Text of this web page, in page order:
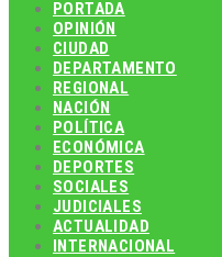
PORTADA
OPINIÓN
CIUDAD
DEPARTAMENTO
REGIONAL
NACIÓN
POLÍTICA
ECONÓMICA
DEPORTES
SOCIALES
JUDICIALES
ACTUALIDAD
INTERNACIONAL